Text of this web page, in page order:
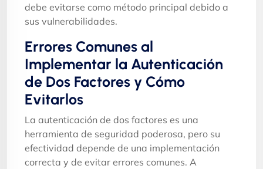
debe evitarse como método principal debido a
sus vulnerabilidades.
Errores Comunes al
Implementar la Autenticación
de Dos Factores y Cómo
Evitarlos
La autenticación de dos factores es una
herramienta de seguridad poderosa, pero su
efectividad depende de una implementación
correcta y de evitar errores comunes. A